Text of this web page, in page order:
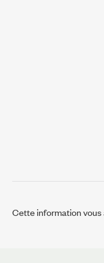
Cette information